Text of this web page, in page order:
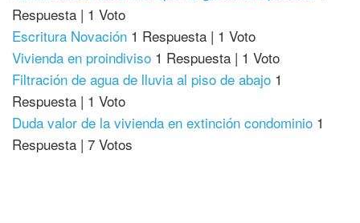
Respuesta | 1 Voto
Escritura Novación 1 Respuesta | 1 Voto
Vivienda en proindiviso 1 Respuesta | 1 Voto
Filtración de agua de lluvia al piso de abajo 1
Respuesta | 1 Voto
Duda valor de la vivienda en extinción condominio 1
Respuesta | 7 Votos